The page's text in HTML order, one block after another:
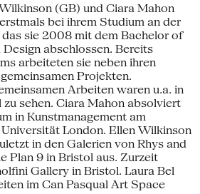
(GB) und Ciara Mahon
bei ihrem Studium an der
sie 2008 mit dem Bachelor of
abschlossen. Bereits
arbeiteten sie neben ihren
Projekten.
Arbeiten waren u.a. in
sehen. Ciara Mahon absolviert
in Kunstmanagement am
London. Ellen Wilkinson
in den Galerien von Rhys and
Plan 9 in Bristol aus. Zurzeit
Gallery in Bristol. Laura Bel
im Can Pasqual Art Space